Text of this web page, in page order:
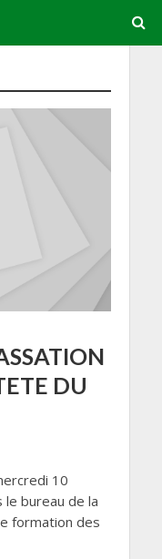
DU
10
le bureau de la
formation des